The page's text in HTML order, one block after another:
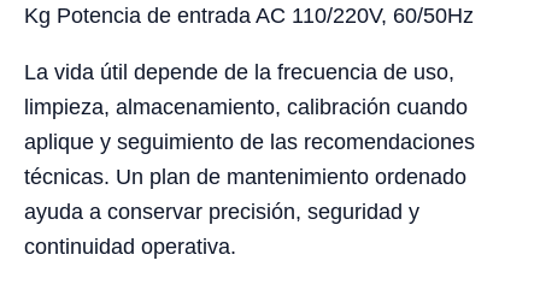
Kg Potencia de entrada AC 110/220V, 60/50Hz
La vida útil depende de la frecuencia de uso,
limpieza, almacenamiento, calibración cuando
aplique y seguimiento de las recomendaciones
técnicas. Un plan de mantenimiento ordenado
ayuda a conservar precisión, seguridad y
continuidad operativa.